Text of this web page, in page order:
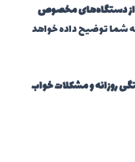
از دستگاه‌های مخصوص
شما توضیح داده خواهد
روزانه و مشکلات خواب